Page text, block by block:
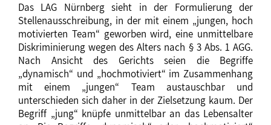
Das LAG Nürnberg sieht in der Formulierung der
Stellenausschreibung, in der mit einem „jungen, hoch
motivierten Team“ geworben wird, eine unmittelbare
Diskriminierung wegen des Alters nach § 3 Abs. 1 AGG.
Nach Ansicht des Gerichts seien die Begriffe
„dynamisch“ und „hochmotiviert“ im Zusammenhang
mit einem „jungen“ Team austauschbar und
unterschieden sich daher in der Zielsetzung kaum. Der
Begriff „jung“ knüpfe unmittelbar an das Lebensalter